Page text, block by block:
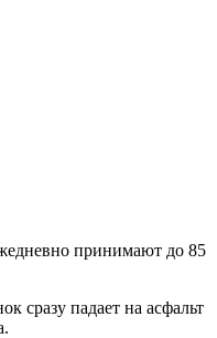
сразу падает на асфальт